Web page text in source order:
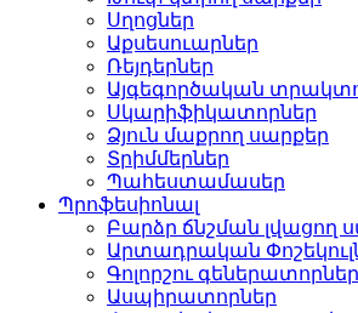
Սղոցներ
Աքսեսուարներ
Ռեյդերներ
Այգեգործական
Սկարիֆիկատորներ
Ձյուն մաքրող սարքեր
Տրիմմերներ
Պահեստամասեր
Պրոֆեսիոնալ
Բարձր ճնշման լվացող
Արտադրական
Գոլորշու գեներատորներ
Ասպիրատորներ